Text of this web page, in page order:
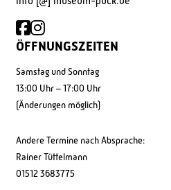
ÖFFNUNGSZEITEN
Samstag und Sonntag
13:00 Uhr – 17:00 Uhr
(Änderungen möglich)
Andere Termine nach Absprache:
Rainer Tüttelmann
01512 3683775